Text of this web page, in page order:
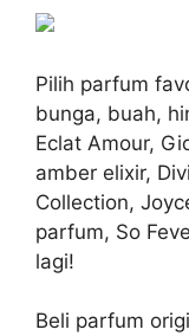
Pilih parfum
bunga, buah,
Eclat Amour,
amber elixir,
Collection,
parfum, So
lagi!
Beli parfum